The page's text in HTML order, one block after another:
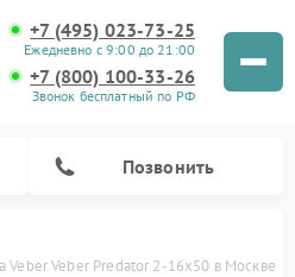
+7 (495) 023-73-25
Ежедневно с 9:00 до 21:00
+7 (800) 100-33-26
Звонок бесплатный по РФ
Позвонить
Veber Veber Predator 2-16x50 в Москве